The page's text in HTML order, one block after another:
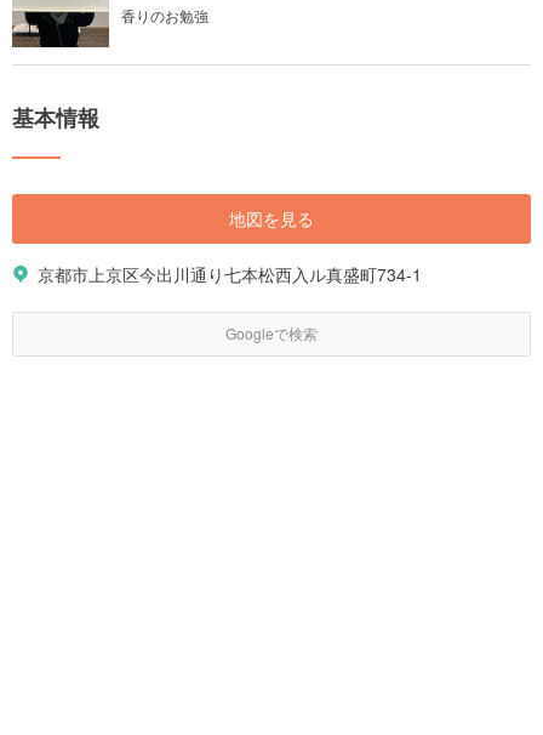
香りのお勉強
基本情報
地図を見る
京都市上京区今出川通り七本松西入ル真盛町734-1
Googleで検索